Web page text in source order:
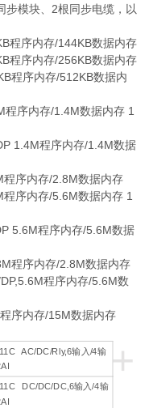
步模块、2根同步电缆，以
程序内存/144KB数据内存
程序内存/256KB数据内存
程序内存/512KB数据内
序内存/1.4M数据内存 1
1.4M程序内存/1.4M数据
序内存/2.8M数据内存
序内存/5.6M数据内存 1
5.6M程序内存/5.6M数据
程序内存/2.8M数据内存
程序内存/5.6M数
序内存/15M数据内存
+
AC/DC/Rly,6输入/4输
DC/DC/DC,6输入/4输